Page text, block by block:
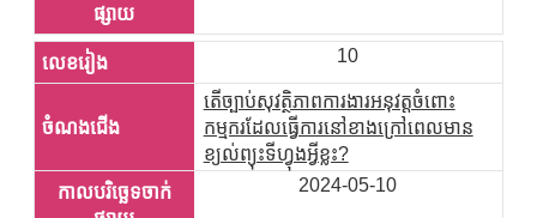
10
តើច្បាប់សុវត្ថិភាពការងារអនុវត្តចំពោះ
កម្មករដែលធ្វើការនៅខាងក្រៅពេលមាន
ខ្យល់ព្យុះទីហ្វុងអ្វីខ្លះ?
2024-05-10